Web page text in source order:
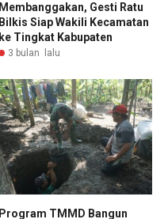
Membanggakan, Gesti Ratu
Bilkis Siap Wakili Kecamatan
ke Tingkat Kabupaten
3 bulan lalu
Program TMMD Bangun